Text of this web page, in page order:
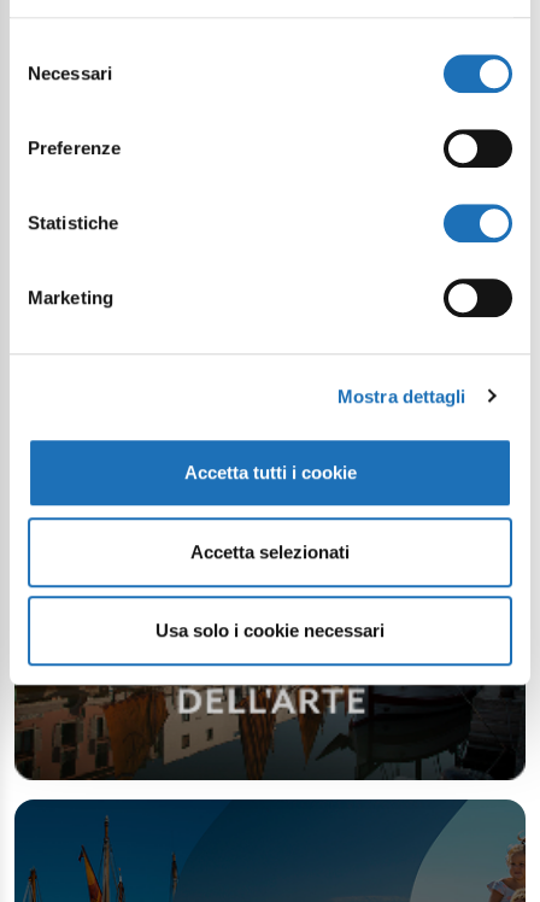
delNecessari
Preferenze
Statistiche
Marketing
Mostra dettagli
Accetta tutti i cookie
Accetta selezionati
Usa solo i cookie necessari